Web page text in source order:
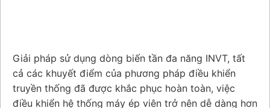
Giải pháp sử dụng dòng biến tần đa năng INVT, tất
cả các khuyết điểm của phương pháp điều khiển
truyền thống đã được khắc phục hoàn toàn, việc
điều khiển hệ thống máy ép viên trở nên dễ dàng hơn